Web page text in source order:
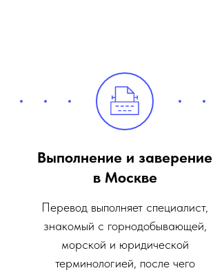
Выполнение и заверение
в Москве
Перевод выполняет специалист,
знакомый с горнодобывающей,
морской и юридической
терминологией, после чего